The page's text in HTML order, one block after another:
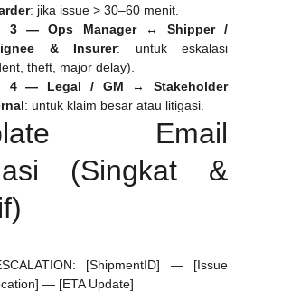
: jika issue > 30–60 menit.
3 — Ops Manager ↔ Shipper /
& Insurer: untuk eskalasi
theft, major delay).
4 — Legal / GM ↔ Stakeholder
: untuk klaim besar atau litigasi.
Email
(Singkat &
[ShipmentID] — [Issue
— [ETA Update]